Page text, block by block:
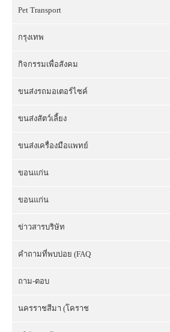
Pet Transport
กรุงเทพ
กิจกรรมเพื่อสังคม
ขนส่งรถมอเตอร์ไซค์
ขนส่งสัตว์เลี้ยง
ขนส่งเครื่องมือแพทย์
ขอนแก่น
ขอนแก่น
ข่าวสารบริษัท
คำถามที่พบบ่อย (FAQ
ถาม-ตอบ
นครราชสีมา (โคราช